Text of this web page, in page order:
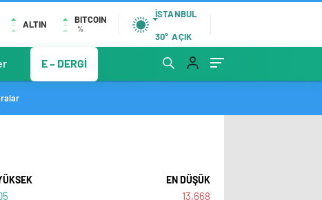
ALTIN BITCOIN
%
İSTANBUL
30° AÇIK
E – DERGİ
EN DÜŞÜK
13,668